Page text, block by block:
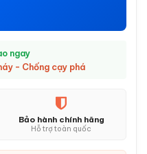
ngay
- Chống cạy phá
Bảo hành chính hãng
Hỗ trợ toàn quốc